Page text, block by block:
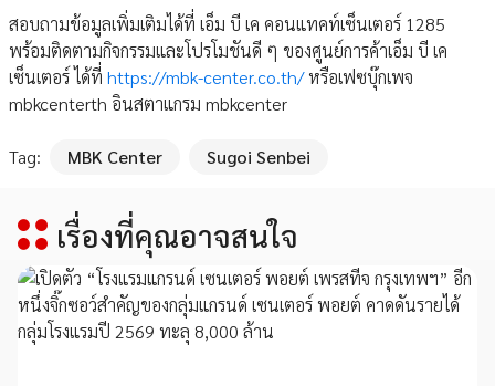
สอบถามข้อมูลเพิ่มเติมได้ที่ เอ็ม บี เค คอนแทคท์เซ็นเตอร์ 1285
พร้อมติดตามกิจกรรมและโปรโมชันดี ๆ ของศูนย์การค้าเอ็ม บี เค
เซ็นเตอร์ ได้ที่ https://mbk-center.co.th/หรือเฟซบุ๊กเพจ
mbkcenterth อินสตาแกรม mbkcenter
Tag: MBK Center Sugoi Senbei
เรื่องที่คุณอาจสนใจ